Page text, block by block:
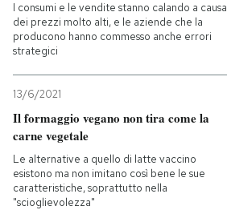
I MIEI PREFERITI
CALENDARIO
AREA PERSONALE
I consumi e le vendite stanno calando a causa
dei prezzi molto alti, e le aziende che la
producono hanno commesso anche errori
strategici
13/6/2021
Il formaggio vegano non tira come la
carne vegetale
Le alternative a quello di latte vaccino
esistono ma non imitano così bene le sue
caratteristiche, soprattutto nella
"scioglievolezza"